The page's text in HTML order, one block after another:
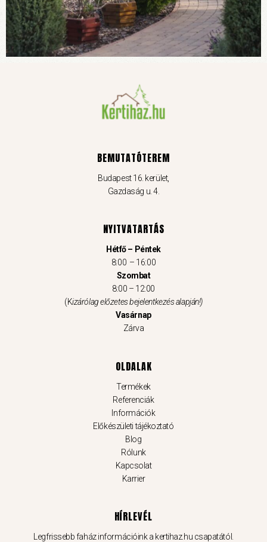
BEMUTATÓTEREM
Budapest 16. kerület,
Gazdaság u. 4.
NYITVATARTÁS
Hétfő – Péntek
8:00 – 16:00
Szombat
8:00 – 12:00
(Kizárólag előzetes bejelentkezés alapján!)
Vasárnap
Zárva
OLDALAK
Termékek
Referenciák
Információk
Előkészületi tájékoztató
Blog
Rólunk
Kapcsolat
Karrier
HÍRLEVÉL
Legfrissebb faház információink a kertihaz.hu csapatától.